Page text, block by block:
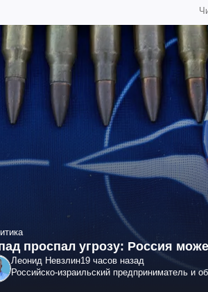
проспал угрозу: Россия
Леонид Невзлин19 часов назад
Российско-израильский предприниматель